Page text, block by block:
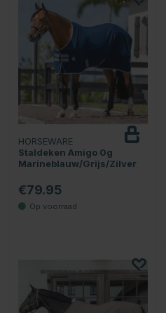
HORSEWARE
Staldeken Amigo 0g
Marineblauw/Grijs/Zilver
€79.95